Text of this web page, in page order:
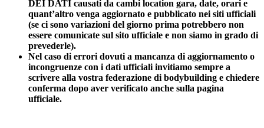
DEI DATI causati da cambi location gara, date, orari e
quant’altro venga aggiornato e pubblicato nei siti ufficiali
(se ci sono variazioni del giorno prima potrebbero non
essere comunicate sul sito ufficiale e non siamo in grado di
prevederle).
Nel caso di errori dovuti a mancanza di aggiornamento o
incongruenze con i dati ufficiali invitiamo sempre a
scrivere alla vostra federazione di bodybuilding e chiedere
conferma dopo aver verificato anche sulla pagina
ufficiale.